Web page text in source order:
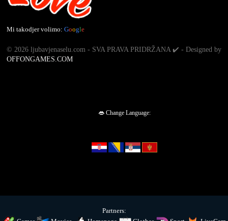
Mi takodjer volimo: Google
© 2026 ljubavjenaselu.com - SVA PRAVA PRIDRŽANA ✔️ - Designed by
OFFONGAMES.COM
👄 Change Language:
Partners: